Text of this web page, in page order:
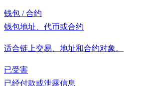
钱包 / 合约
钱包地址、代币或合约
适合链上交易、地址和合约对象。
已受害
已经付款或泄露信息